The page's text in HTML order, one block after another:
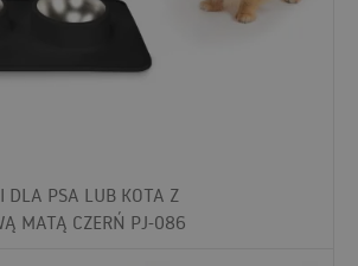
DLA PSA LUB KOTA Z
MATĄ CZERŃ PJ-086